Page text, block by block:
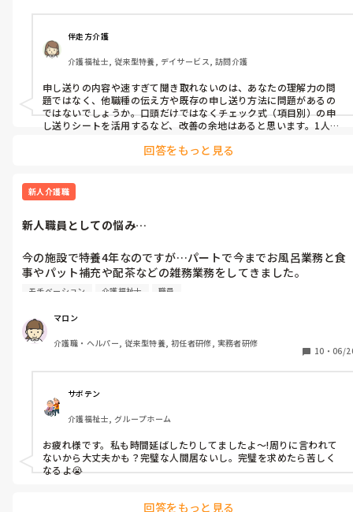
伴走方介護
介護福祉士, 従来型特養, デイサービス, 訪問介護
申し送りの内容や速すぎて聞き取れないのは、あなたの理解力の問
題ではなく、他職種の伝え方や既存の申し送り方法に問題があるの
ではないでしょうか。口頭だけではなくチェック式（項目別）の申
し送りシートを活用するなど、改善の余地はあると思います。1人で
回答をもっと見る
新人介護職
新人職員としての悩み…
今の施設で特養4年なのですが…パートで今までお風呂業務と食
事やパット補充や配茶などの雑務業務をしてきました。
り、不規則勤務を6月から始めたのですが…
早出業務は慣れたかも？遅出業務は、服薬とご飯とかで押した
どっちも自分の中でちゃんも出来てるのかも分かりません…
最近、遅出の独り立ちが1回のみ…
唯一の救いが名前と顔が一致してる事と排泄、移乗が出来ること
です
モチベーション 介護福祉士 職員
マロン
介護職・ヘルパー, 従来型特養, 初任者研修, 実務者研修
10 ・ 06/
サボテン
介護福祉士, グループホーム
お疲れ様です。私も時間延ばしたりしてましたよ～!周りに言われて
ないから大丈夫かも？完璧な人間居ないし。完璧を求めたら苦しく
なるよ😭
回答をもっと見る